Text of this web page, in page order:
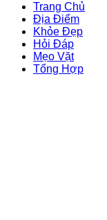
Trang Chủ
Địa Điểm
Khỏe Đẹp
Hỏi Đáp
Mẹo Vặt
Tổng Hợp